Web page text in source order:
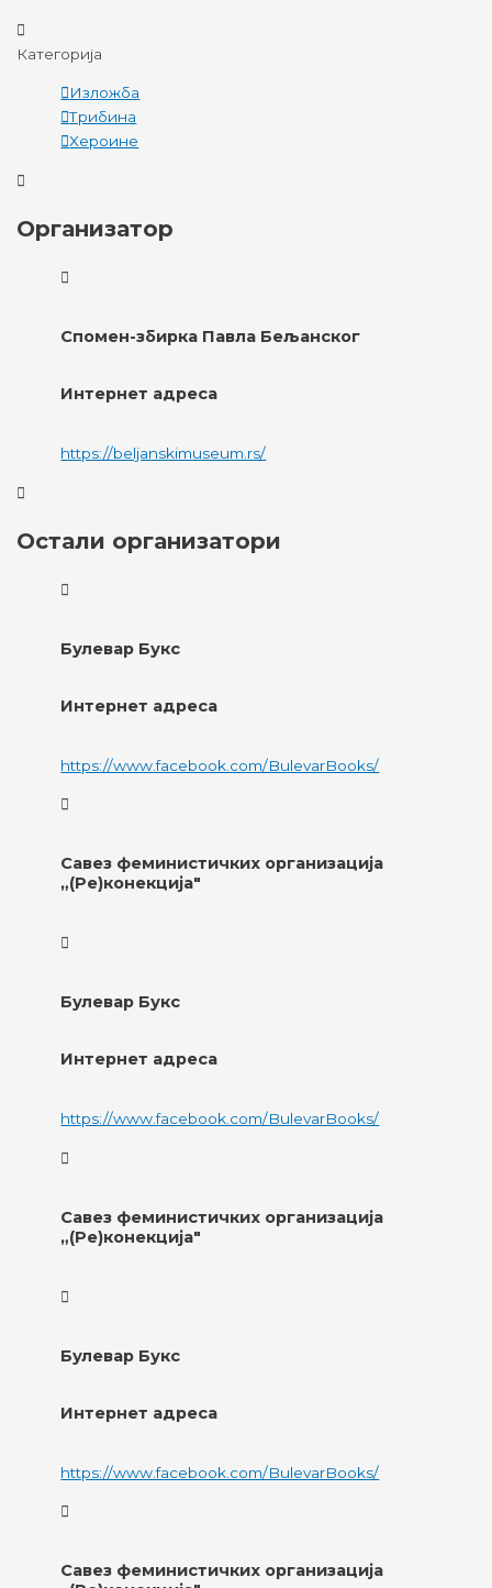
Категорија
Изложба
Трибина
Хероине
Организатор
Спомен-збирка Павла Бељанског
Интернет адреса
https://beljanskimuseum.rs/
Остали организатори
Булевар Букс
Интернет адреса
https://www.facebook.com/BulevarBooks/
Савез феминистичких организација
„(Ре)конекција"
Булевар Букс
Интернет адреса
https://www.facebook.com/BulevarBooks/
Савез феминистичких организација
„(Ре)конекција"
Булевар Букс
Интернет адреса
https://www.facebook.com/BulevarBooks/
Савез феминистичких организација